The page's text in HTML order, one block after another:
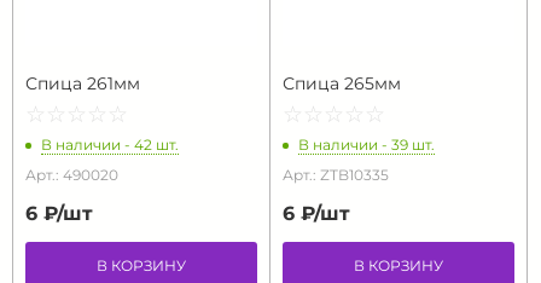
Спица 261мм
☆ ☆ ☆ ☆ ☆
★ ★ ★ ★ ★
В наличии - 42 шт.
Арт.: 490020
6 ₽/шт
В КОРЗИНУ
Спица 265мм
☆ ☆ ☆ ☆ ☆
★ ★ ★ ★ ★
В наличии - 39 шт.
Арт.: ZTB10335
6 ₽/шт
В КОРЗИНУ